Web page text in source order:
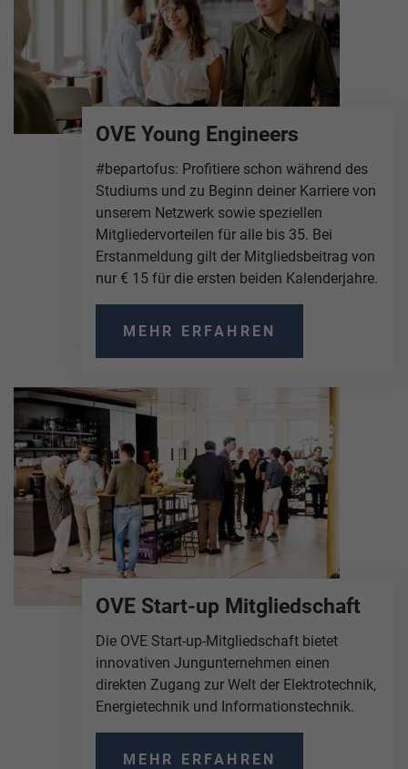
OVE Young Engineers
#bepartofus: Profitiere schon während des
Studiums und zu Beginn deiner Karriere von
unserem Netzwerk sowie speziellen
Mitgliedervorteilen für alle bis 35. Bei
Erstanmeldung gilt der Mitgliedsbeitrag von
nur € 15 für die ersten beiden Kalenderjahre.
MEHR ERFAHREN
OVE Start-up Mitgliedschaft
Die OVE Start-up-Mitgliedschaft bietet
innovativen Jungunternehmen einen
direkten Zugang zur Welt der Elektrotechnik,
Energietechnik und Informationstechnik.
MEHR ERFAHREN